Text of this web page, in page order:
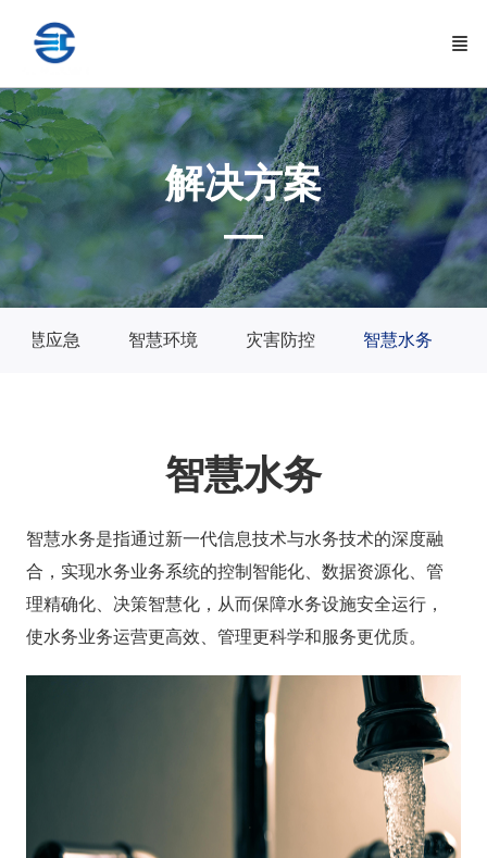
解决方案
—
智慧应急 智慧环境 灾害防控 智慧水务
智慧水务
智慧水务是指通过新一代信息技术与水务技术的深度融
合，实现水务业务系统的控制智能化、数据资源化、管
理精确化、决策智慧化，从而保障水务设施安全运行，
使水务业务运营更高效、管理更科学和服务更优质。